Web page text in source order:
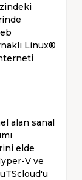
Linux®
alan sanal
elde
V ve